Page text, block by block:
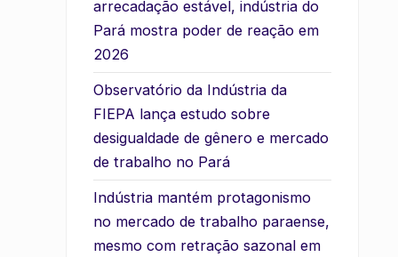
arrecadação estável, indústria do
Pará mostra poder de reação em
2026
Observatório da Indústria da
FIEPA lança estudo sobre
desigualdade de gênero e mercado
de trabalho no Pará
Indústria mantém protagonismo
no mercado de trabalho paraense,
mesmo com retração sazonal em